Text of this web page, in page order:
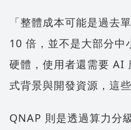
「整體成本可能是過去
10 倍，並不是大部分中
硬體，使用者還需要
式背景與開發資源，這
QNAP 則是透過算力分